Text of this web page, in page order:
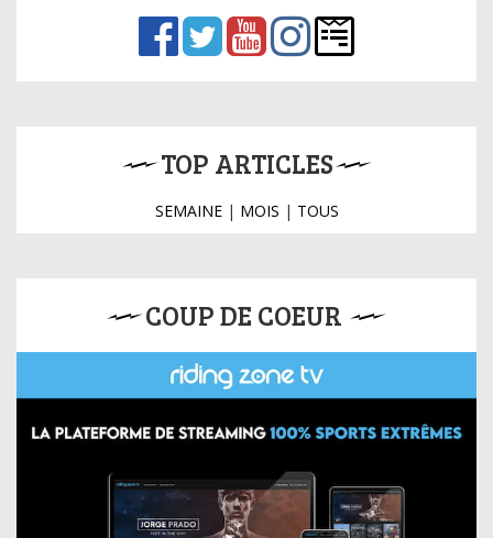
TOP ARTICLES
SEMAINE| MOIS | TOUS
COUP DE COEUR